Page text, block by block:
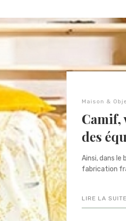
Maison &
Camif,
des
Ainsi, dans le
fabrication
LIRE LA SUITE